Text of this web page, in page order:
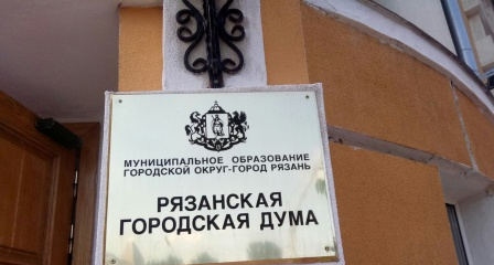
Перейти к основному содержанию